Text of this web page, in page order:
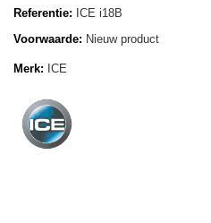
Referentie: ICE i18B
Voorwaarde: Nieuw product
Merk: ICE